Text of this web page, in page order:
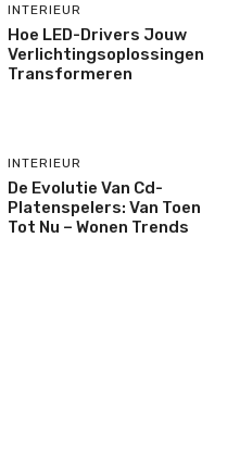
INTERIEUR
Hoe LED-Drivers Jouw
Verlichtingsoplossingen
Transformeren
INTERIEUR
De Evolutie Van Cd-
Platenspelers: Van Toen
Tot Nu – Wonen Trends